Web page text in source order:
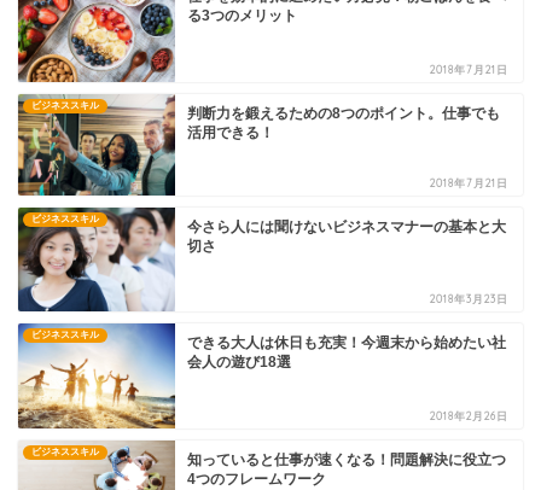
る3つのメリット
2018年7月21日
ビジネススキル
判断力を鍛えるための8つのポイント。仕事でも
活用できる！
2018年7月21日
ビジネススキル
今さら人には聞けないビジネスマナーの基本と大
切さ
2018年3月23日
ビジネススキル
できる大人は休日も充実！今週末から始めたい社
会人の遊び18選
2018年2月26日
ビジネススキル
知っていると仕事が速くなる！問題解決に役立つ
4つのフレームワーク